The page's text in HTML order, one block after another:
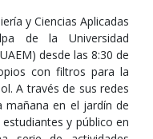
y Ciencias Aplicadas
de la Universidad
desde las 8:30 de
con filtros para la
A través de sus redes
mañana en el jardín de
y público en